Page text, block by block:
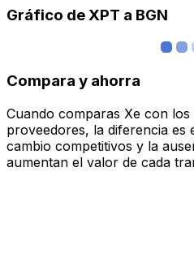
Gráfico de XPT a BGN
Compara y ahorra
Cuando comparas Xe con
proveedores, la diferencia es
cambio competitivos y la
aumentan el valor de cada